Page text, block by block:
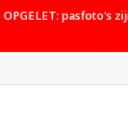
OPGELET: pasfoto's
Home